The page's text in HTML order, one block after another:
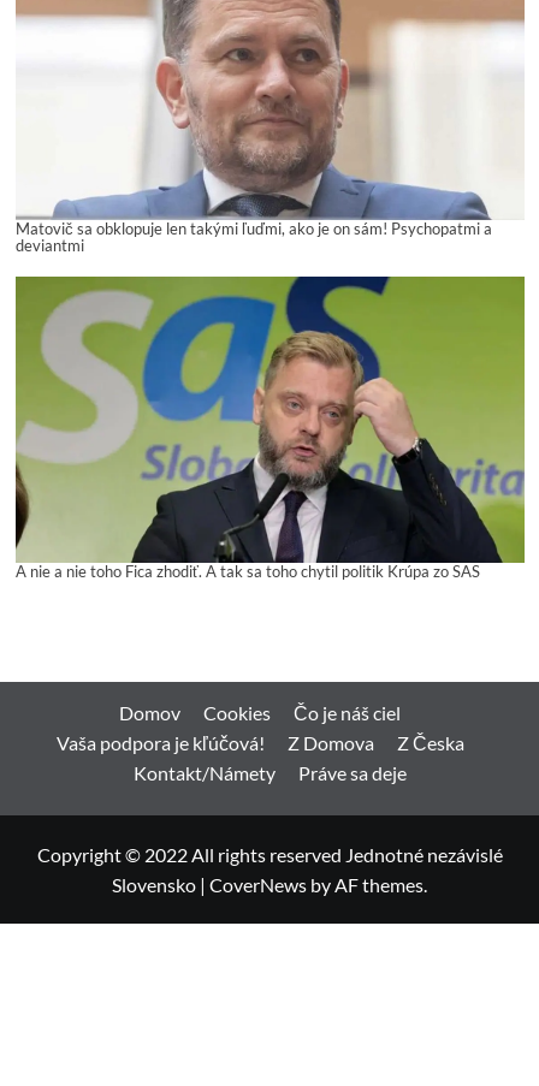
Matovič sa obklopuje len takými ľuďmi, ako je on sám! Psychopatmi a
deviantmi
A nie a nie toho Fica zhodiť. A tak sa toho chytil politik Krúpa zo SAS
Domov Cookies
Čo je náš ciel
Vaša podpora je kľúčová!
Z Domova
Z Česka
Kontakt/Námety
Práve sa deje
Copyright © 2022 All rights reserved Jednotné nezávislé
Slovensko | CoverNews by AF themes.